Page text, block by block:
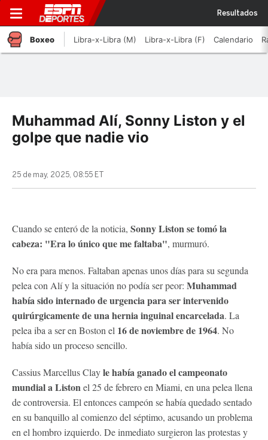
Resultados
Boxeo Libra-x-Libra (M) Libra-x-Libra (F) Calendario
Muhammad Alí, Sonny Liston y el
golpe que nadie vio
25 de may, 2025, 08:55 ET
Cuando se enteró de la noticia, Sonny Liston se tomó la
cabeza: "Era lo único que me faltaba", murmuró.
No era para menos. Faltaban apenas unos días para su segunda
pelea con Alí y la situación no podía ser peor: Muhammad
había sido internado de urgencia para ser intervenido
quirúrgicamente de una hernia inguinal encarcelada. La
pelea iba a ser en Boston el 16 de noviembre de 1964. No
había sido un proceso sencillo.
Cassius Marcellus Clayle había ganado el campeonato
mundial a Listonel 25 de febrero en Miami, en una pelea llena
de controversia. El entonces campeón se había quedado sentado
en su banquillo al comienzo del séptimo, acusando un problema
en el hombro izquierdo. De inmediato surgieron las protestas y